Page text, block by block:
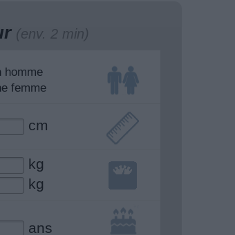
(env. 2 min)
homme
femme
cm
kg
kg
ans